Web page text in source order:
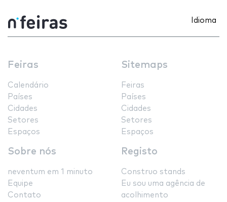
Idioma
Feiras
Calendário
Países
Cidades
Setores
Espaços
Sitemaps
Feiras
Países
Cidades
Setores
Espaços
Sobre nós
neventum em 1 minuto
Equipe
Contato
Registo
Construo stands
Eu sou uma agência de
acolhimento